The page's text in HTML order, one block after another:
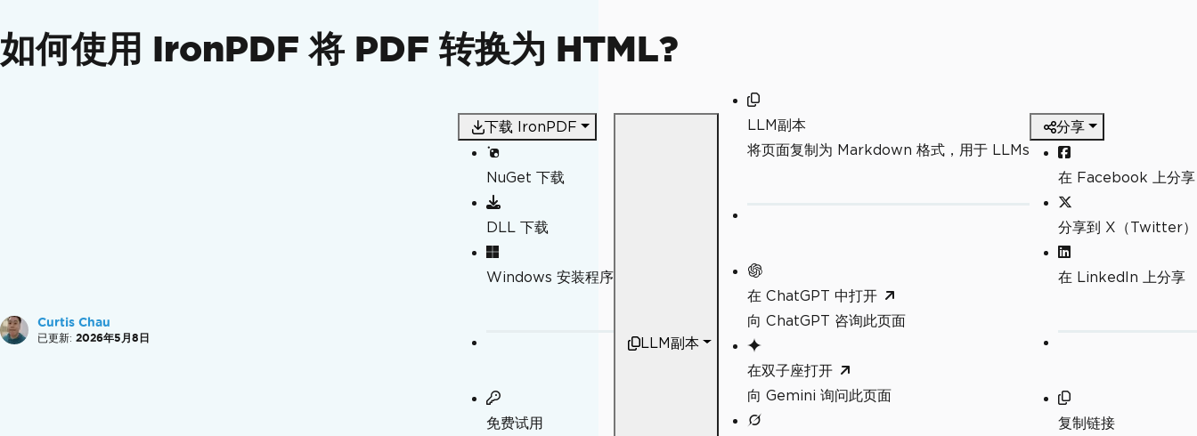
功能指南
创建PDF
从Azure Blob存储嵌入图像
如何使用 IronPDF 将 PDF 转换为 HTML?
Curtis Chau
已更新: 2026年5月8日
下载 IronPDF
NuGet 下载
DLL 下载
Windows 安装程序
免费试用
LLM副本
LLM副本
将页面复制为 Markdown 格式，用于 LLMs
在 ChatGPT 中打开
向 ChatGPT 咨询此页面
在双子座打开
向 Gemini 询问此页面
分享
在 Facebook 上分享
分享到 X（Twitter）
在 LinkedIn 上分享
复制链接